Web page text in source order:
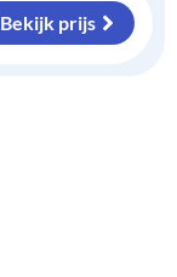
Bekijk prijs